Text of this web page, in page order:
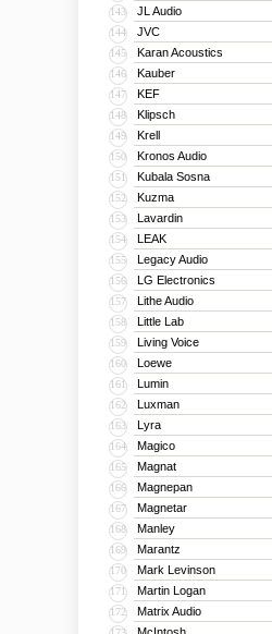
143 JL Audio
144 JVC
145 Karan Acoustics
146 Kauber
147 KEF
148 Klipsch
149 Krell
150 Kronos Audio
151 Kubala Sosna
152 Kuzma
153 Lavardin
154 LEAK
155 Legacy Audio
156 LG Electronics
157 Lithe Audio
158 Little Lab
159 Living Voice
160 Loewe
161 Lumin
162 Luxman
163 Lyra
164 Magico
165 Magnat
166 Magnepan
167 Magnetar
168 Manley
169 Marantz
170 Mark Levinson
171 Martin Logan
172 Matrix Audio